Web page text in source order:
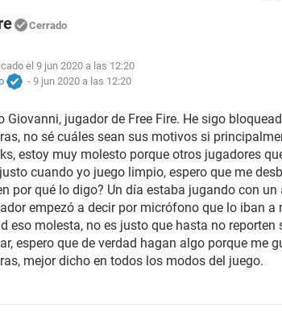
Cerrado
el 9 jun 2020 a las 12:20
- 9 jun 2020 a las 12:20
Giovanni, jugador de Free Fire. He sigo
no sé cuáles sean sus motivos si
estoy muy molesto porque otros jugadores
cuando yo juego limpio, espero que me
por qué lo digo? Un día estaba jugando con un
empezó a decir por micrófono que lo iban a
eso molesta, no es justo que hasta no reporten
espero que de verdad hagan algo porque me
mejor dicho en todos los modos del juego.